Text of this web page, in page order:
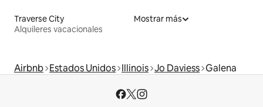
Traverse City
Alquileres vacacionales
Mostrar más
Airbnb Estados Unidos Illinois Jo Daviess Galena